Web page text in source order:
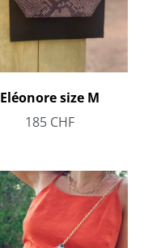
Eléonore size M
185 CHF